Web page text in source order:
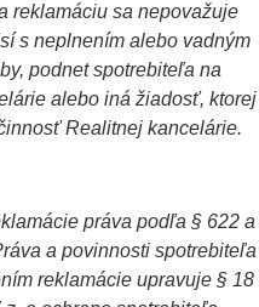
reklamáciu sa nepovažuje
s neplnením alebo vadným
podnet spotrebiteľa na
alebo iná žiadosť, ktorej
Realitnej kancelárie.
práva podľa § 622 a
a povinnosti spotrebiteľa
reklamácie upravuje § 18